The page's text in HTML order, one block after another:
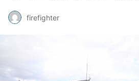
firefighter